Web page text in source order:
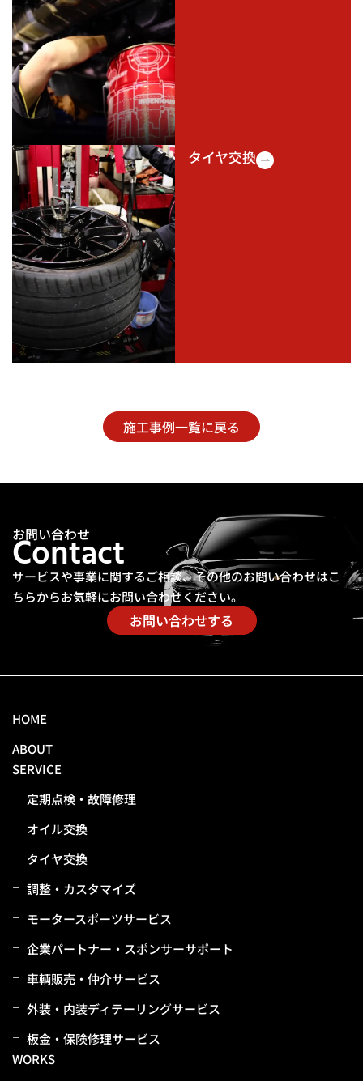
タイヤ交換
施工事例一覧に戻る
Contact
お問い合わせ
サービスや事業に関するご相談、その他のお問い合わせはこ
ちらからお気軽にお問い合わせください。
お問い合わせする
HOME
ABOUT
SERVICE
定期点検・故障修理
オイル交換
タイヤ交換
調整・カスタマイズ
モータースポーツサービス
企業パートナー・スポンサーサポート
⾞輌販売・仲介サービス
外装・内装ディテーリングサービス
板⾦・保険修理サービス
WORKS